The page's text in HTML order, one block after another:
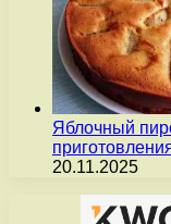
Яблочный
20.11.2025